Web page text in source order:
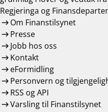
Regjeringa og
Om Finanstilsynet
Presse
Jobb hos oss
Kontakt
eFormidling
Personvern og
RSS og API
Varsling til Finanstilsynet